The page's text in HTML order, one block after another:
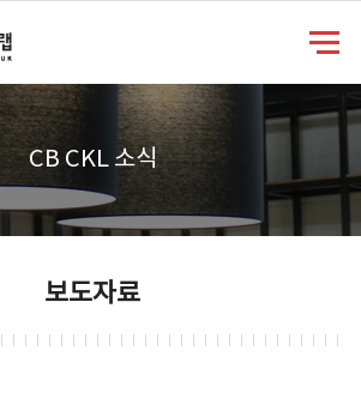
CB CKL 소식
보도자료